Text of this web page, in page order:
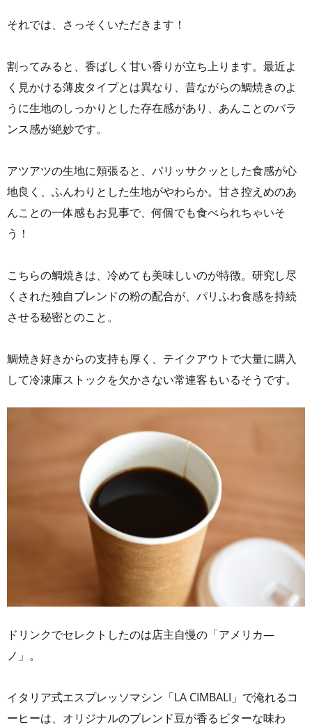
それでは、さっそくいただきます！
割ってみると、香ばしく甘い香りが立ち上ります。最近よ
く見かける薄皮タイプとは異なり、昔ながらの鯛焼きのよ
うに生地のしっかりとした存在感があり、あんことのバラ
ンス感が絶妙です。
アツアツの生地に頬張ると、パリッサクッとした食感が心
地良く、ふんわりとした生地がやわらか。甘さ控えめのあ
んことの一体感もお見事で、何個でも食べられちゃいそ
う！
こちらの鯛焼きは、冷めても美味しいのが特徴。研究し尽
くされた独自ブレンドの粉の配合が、パリふわ食感を持続
させる秘密とのこと。
鯛焼き好きからの支持も厚く、テイクアウトで大量に購入
して冷凍庫ストックを欠かさない常連客もいるそうです。
ドリンクでセレクトしたのは店主自慢の「アメリカ—
ノ」。
イタリア式エスプレッソマシン「LA CIMBALI」で淹れるコ
ーヒーは、オリジナルのブレンド豆が香るビターな味わ